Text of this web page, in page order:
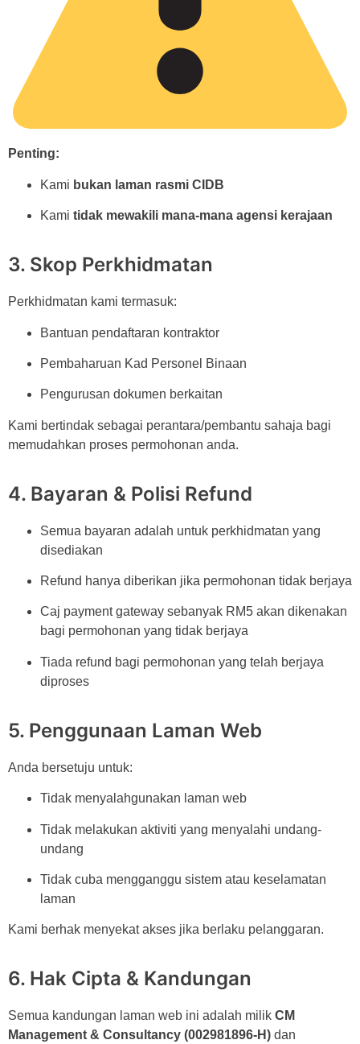
Penting:
Kami bukan laman rasmi CIDB
Kami tidak mewakili mana-mana agensi kerajaan
3. Skop Perkhidmatan
Perkhidmatan kami termasuk:
Bantuan pendaftaran kontraktor
Pembaharuan Kad Personel Binaan
Pengurusan dokumen berkaitan
Kami bertindak sebagai perantara/pembantu sahaja bagi
memudahkan proses permohonan anda.
4. Bayaran & Polisi Refund
Semua bayaran adalah untuk perkhidmatan yang
disediakan
Refund hanya diberikan jika permohonan tidak berjaya
Caj payment gateway sebanyak RM5 akan dikenakan
bagi permohonan yang tidak berjaya
Tiada refund bagi permohonan yang telah berjaya
diproses
5. Penggunaan Laman Web
Anda bersetuju untuk:
Tidak menyalahgunakan laman web
Tidak melakukan aktiviti yang menyalahi undang-
undang
Tidak cuba mengganggu sistem atau keselamatan
laman
Kami berhak menyekat akses jika berlaku pelanggaran.
6. Hak Cipta & Kandungan
Semua kandungan laman web ini adalah milik CM
Management & Consultancy (002981896-H) dan